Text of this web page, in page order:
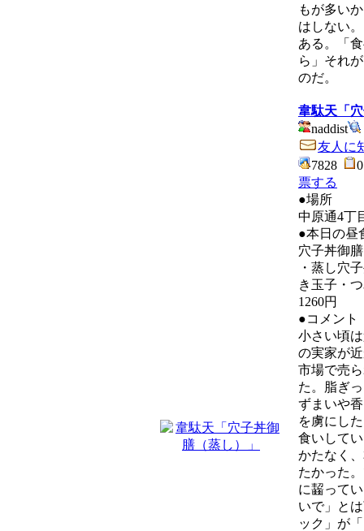
もが多い
はしない
ある。「
ら」それ
のだ。
韋駄天「
naddist
友人に
7828
票する
●場所
中原通4丁
●本日の昼
穴子丼御膳
・蒸し穴
き玉子・
1260円
●コメント
小さい頃
の実家が
市場で売
た。脂ぎ
ずまいや
を虜にし
食いして
かたなく
たかった
に齧って
いで」と
ック」が